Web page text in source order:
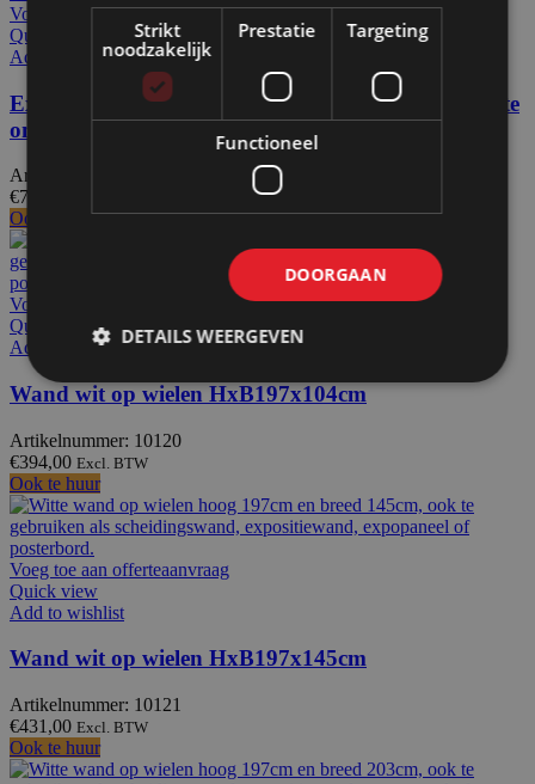
Voeg toe aan offerteaanvraag
Quick view
Add to wishlist
Expowand 3-luiks zwart HxB210x312cm met dichte
onderzijde
Artikelnummer: 11951
€794,00
Ook te huur
Voeg toe aan offerteaanvraag
Quick view
Add to wishlist
Wand wit op wielen HxB197x104cm
Artikelnummer: 10120
€394,00 Excl. BTW
Ook te huur
Voeg toe aan offerteaanvraag
Quick view
Add to wishlist
Wand wit op wielen HxB197x145cm
Artikelnummer: 10121
€431,00 Excl. BTW
Ook te huur
Strikt
noodzakelijk
Prestatie Targeting
Functioneel
DOORGAAN
DETAILS WEERGEVEN